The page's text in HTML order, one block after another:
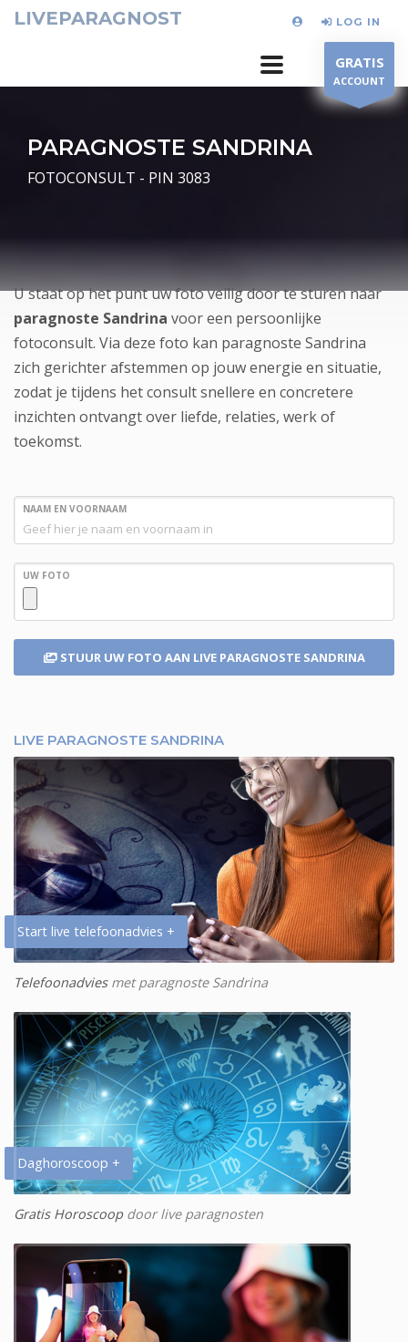
LIVEPARAGNOST LOG IN
GRATIS
ACCOUNT
PARAGNOSTE SANDRINA
FOTOCONSULT - PIN 3083
U staat op het punt uw foto veilig door te sturen naar
paragnoste Sandrina voor een persoonlijke
fotoconsult. Via deze foto kan paragnoste Sandrina
zich gerichter afstemmen op jouw energie en situatie,
zodat je tijdens het consult snellere en concretere
inzichten ontvangt over liefde, relaties, werk of
toekomst.
NAAM EN VOORNAAM
UW FOTO
STUUR UW FOTO AAN LIVE PARAGNOSTE SANDRINA
LIVE PARAGNOSTE SANDRINA
Start live telefoonadvies +
Telefoonadviesmet paragnoste Sandrina
Daghoroscoop +
Gratis Horoscoopdoor live paragnosten